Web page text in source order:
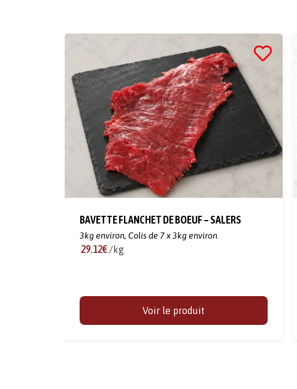
BAVETTE FLANCHET DE BOEUF – SALERS
3kg environ, Colis de 7 x 3kg environ
29.12€ /kg
Voir le produit